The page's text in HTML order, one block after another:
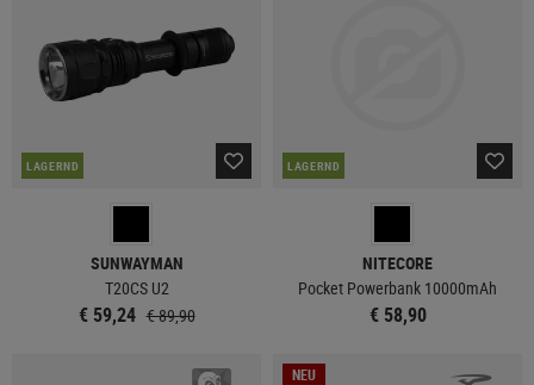
LAGERND
SUNWAYMAN
T20CS U2
€ 59,24 € 89,90
LAGERND
NITECORE
Pocket Powerbank 10000mAh
€ 58,90
NEU